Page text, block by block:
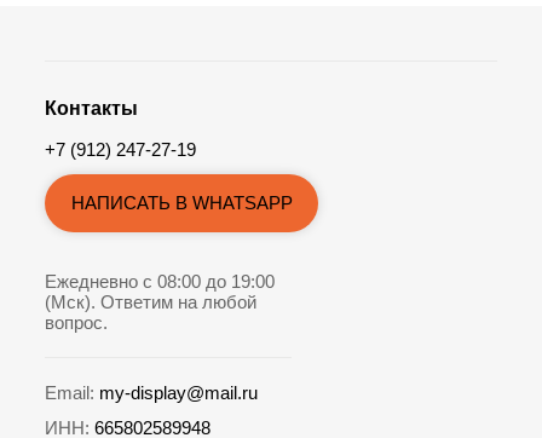
Контакты
+7 (912) 247-27-19
НАПИСАТЬ В WHATSAPP
Ежедневно с 08:00 до 19:00
(Мск). Ответим на любой
вопрос.
Email: my-display@mail.ru
ИНН: 665802589948